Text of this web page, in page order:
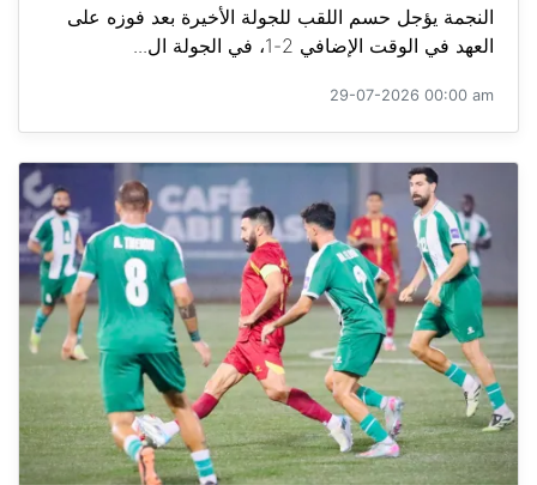
النجمة يؤجل حسم اللقب للجولة الأخيرة بعد فوزه على
العهد في الوقت الإضافي 2-1، في الجولة ال...
29-07-2026 00:00 am